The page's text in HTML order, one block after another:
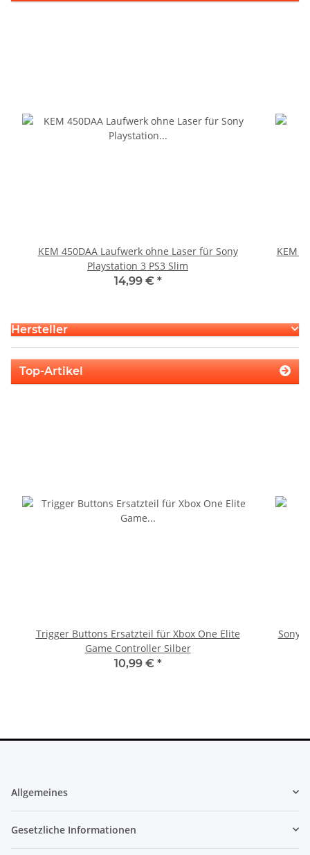
KEM 450DAA Laufwerk ohne Laser für Sony
Playstation 3 PS3 Slim
14,99 € *
KEM
Hersteller
Top-Artikel
Trigger Buttons Ersatzteil für Xbox One Elite
Game Controller Silber
10,99 € *
Sony
Allgemeines
Gesetzliche Informationen